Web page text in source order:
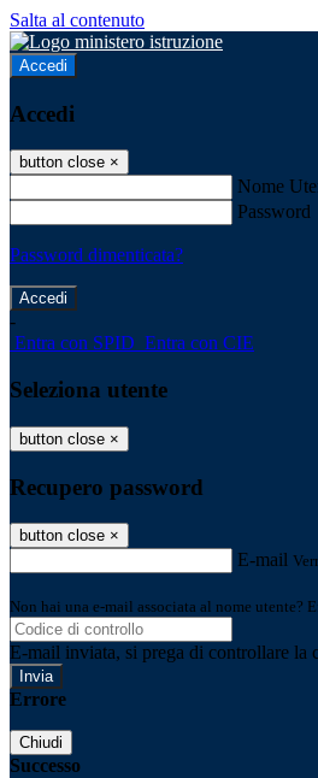
Salta al contenuto
Accedi
Accedi
button close ×
Nome
Password
Password dimenticata?
-
Entra con SPID Entra con CIE
Seleziona utente
button close ×
Recupero password
button close ×
E-mail
Non hai una e-mail associata al nome utente?
E-mail inviata, si prega di controllare la
Errore
Chiudi
Successo